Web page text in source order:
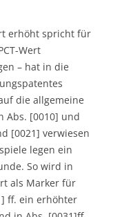
erhöht spricht für
Wert
– hat in die
die allgemeine
Abs. [0010] und
[0021] verwiesen
legen ein
So wird in
als Marker für
ff. ein erhöhter